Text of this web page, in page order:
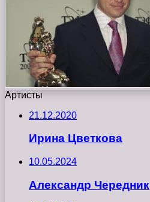
Артисты
21.12.2020
Ирина Цветкова
10.05.2024
Александр Чередник